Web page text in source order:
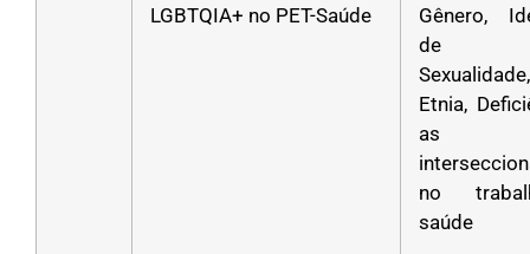
LGBTQIA+ no PET-Saúde
Gênero,
de
Etnia,
as
no
saúde